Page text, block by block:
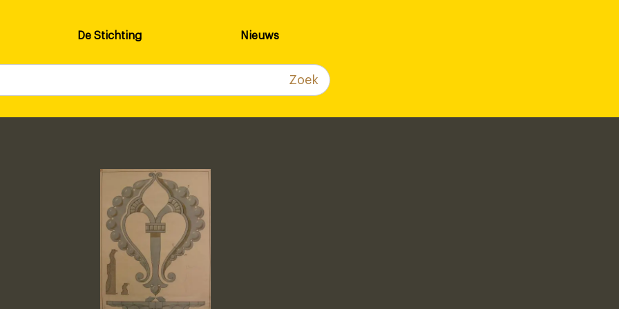
De Stichting Nieuws